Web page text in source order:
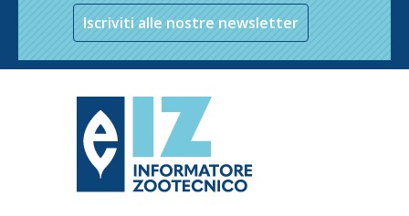
Iscriviti alle nostre newsletter